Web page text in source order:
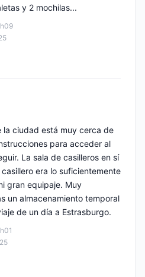
y 2 mochilas...
la ciudad está muy cerca de
para acceder al
La sala de casilleros en sí
era lo suficientemente
gran equipaje. Muy
un almacenamiento temporal
de un día a Estrasburgo.